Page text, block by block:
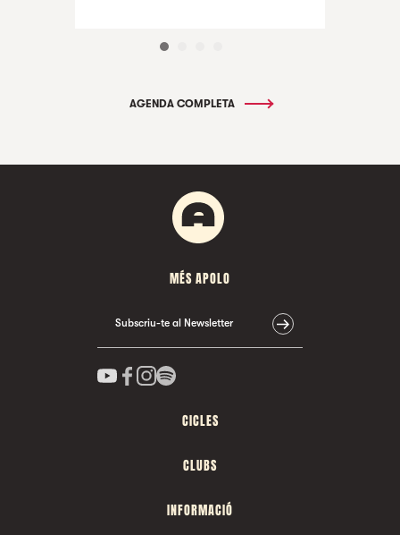
AGENDA COMPLETA
MÉS APOLO
Subscriu-te al Newsletter
CICLES
CLUBS
INFORMACIÓ